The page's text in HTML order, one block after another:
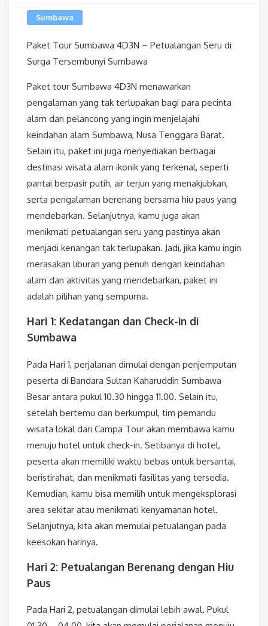
Sumbawa
Paket Tour Sumbawa 4D3N – Petualangan Seru di
Surga Tersembunyi Sumbawa
Paket tour Sumbawa 4D3N menawarkan
pengalaman yang tak terlupakan bagi para pecinta
alam dan pelancong yang ingin menjelajahi
keindahan alam Sumbawa, Nusa Tenggara Barat.
Selain itu, paket ini juga menyediakan berbagai
destinasi wisata alam ikonik yang terkenal, seperti
pantai berpasir putih, air terjun yang menakjubkan,
serta pengalaman berenang bersama hiu paus yang
mendebarkan. Selanjutnya, kamu juga akan
menikmati petualangan seru yang pastinya akan
menjadi kenangan tak terlupakan. Jadi, jika kamu ingin
merasakan liburan yang penuh dengan keindahan
alam dan aktivitas yang mendebarkan, paket ini
adalah pilihan yang sempurna.
Hari 1: Kedatangan dan Check-in di
Sumbawa
Pada Hari 1, perjalanan dimulai dengan penjemputan
peserta di Bandara Sultan Kaharuddin Sumbawa
Besar antara pukul 10.30 hingga 11.00. Selain itu,
setelah bertemu dan berkumpul, tim pemandu
wisata lokal dari Campa Tour akan membawa kamu
menuju hotel untuk check-in. Setibanya di hotel,
peserta akan memiliki waktu bebas untuk bersantai,
beristirahat, dan menikmati fasilitas yang tersedia.
Kemudian, kamu bisa memilih untuk mengeksplorasi
area sekitar atau menikmati kenyamanan hotel.
Selanjutnya, kita akan memulai petualangan pada
keesokan harinya.
Hari 2: Petualangan Berenang dengan Hiu
Paus
Pada Hari 2, petualangan dimulai lebih awal. Pukul